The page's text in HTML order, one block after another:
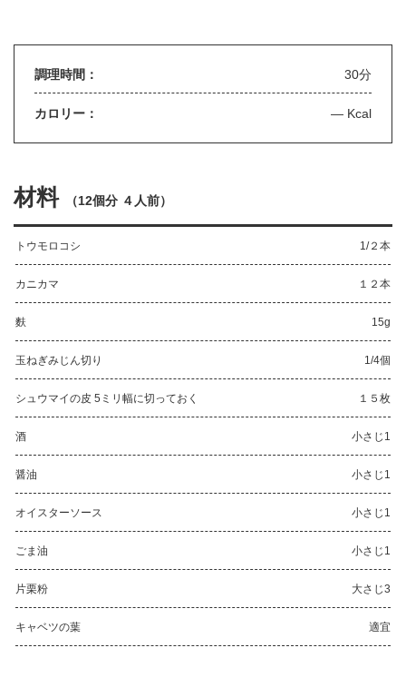
調理時間： 30分
カロリー： — Kcal
材料 （12個分 ４人前）
トウモロコシ 1/２本
カニカマ １２本
麩 15g
玉ねぎみじん切り 1/4個
シュウマイの皮 5ミリ幅に切っておく １５枚
酒 小さじ1
醤油 小さじ1
オイスターソース 小さじ1
ごま油 小さじ1
片栗粉 大さじ3
キャベツの葉 適宜